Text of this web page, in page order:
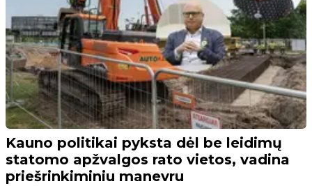
Kauno politikai pyksta dėl be leidimų
statomo apžvalgos rato vietos, vadina
priešrinkiminiu manevru